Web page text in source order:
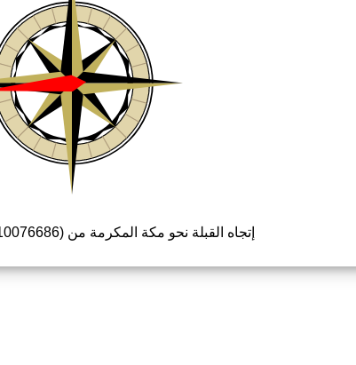
إتجاه القبلة نحو مكة المكرمة من Daoura (265.01810076686)